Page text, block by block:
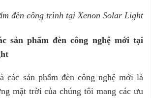
đèn công trình tại Xenon Solar Light
sản phẩm đèn công nghệ mới tại
các sản phẩm đèn công nghệ mới là
mặt trời của chúng tôi mang các ưu